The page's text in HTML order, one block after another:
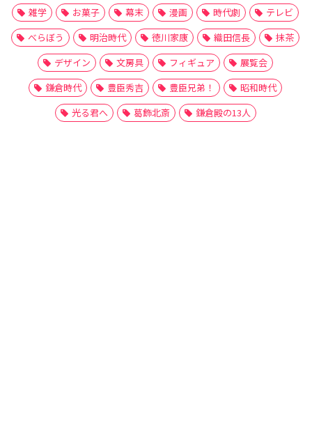
雑学
お菓子 幕末 漫画 時代劇
テレビ
べらぼう
明治時代 徳川家康 織田信長
抹茶
デザイン
文房具 フィギュア
展覧会
鎌倉時代
豊臣秀吉 豊臣兄弟！
昭和時代
光る君へ
葛飾北斎 鎌倉殿の13人